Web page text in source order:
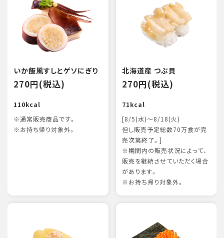
いか飯風すしとゲソにぎり
270円(税込)
110kcal
※通常販売商品です。
※お持ち帰り対象外。
北海道産 つぶ貝
270円(税込)
71kcal
[8/5(水)～8/18(火)
但し販売予定総数70万食が完
売次第終了。]
※期間内の販売状況によって、
販売を継続させていただく場合
があります。
※お持ち帰り対象外。